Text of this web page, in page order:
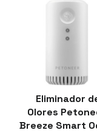
Eliminador
Olores
Breeze Smart